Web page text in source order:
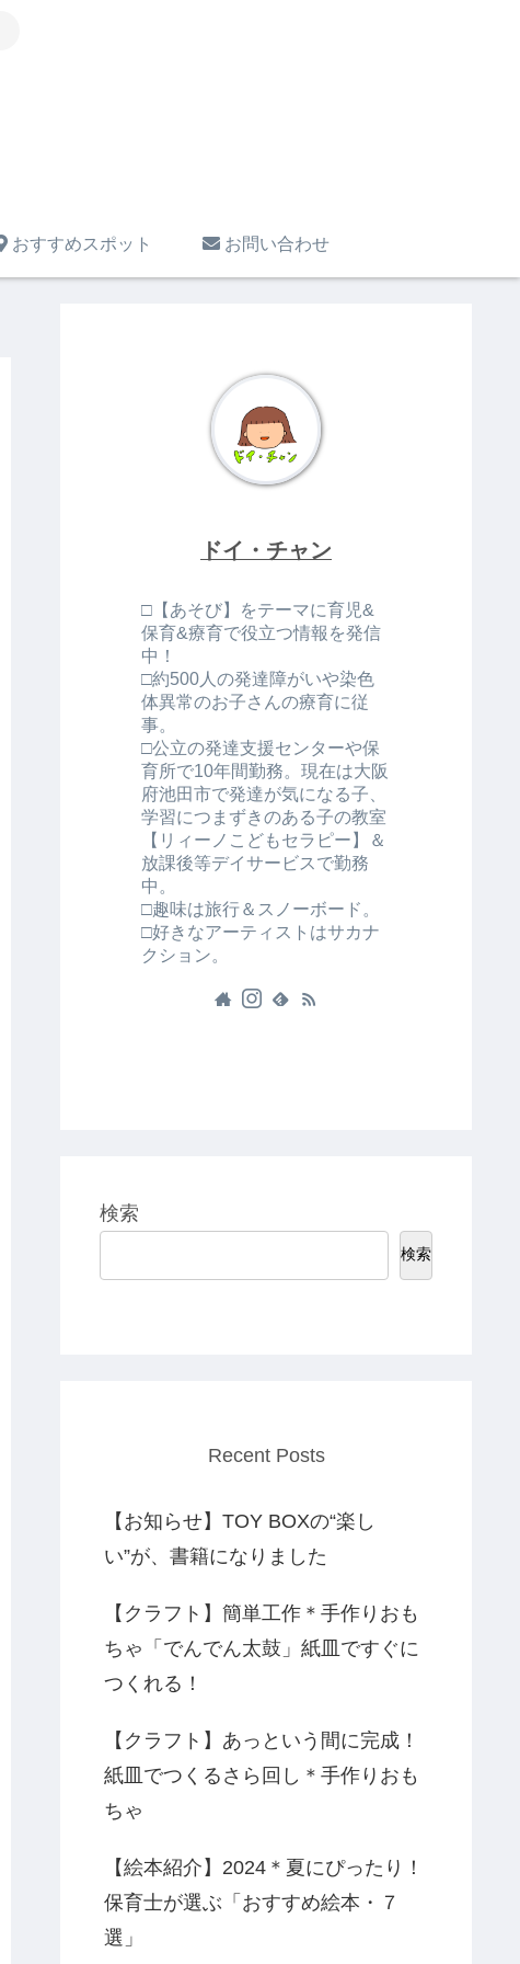
おすすめスポット お問い合わせ
ドイ・チャン
□【あそび】をテーマに育児&
保育&療育で役立つ情報を発信
中！
□約500人の発達障がいや染色
体異常のお子さんの療育に従
事。
□公立の発達支援センターや保
育所で10年間勤務。現在は大阪
府池田市で発達が気になる子、
学習につまずきのある子の教室
【リィーノこどもセラピー】＆
放課後等デイサービスで勤務
中。
□趣味は旅行＆スノーボード。
□好きなアーティストはサカナ
クション。
検索
検索
Recent Posts
【お知らせ】TOY BOXの“楽し
い”が、書籍になりました
【クラフト】簡単工作＊手作りおも
ちゃ「でんでん太鼓」紙皿ですぐに
つくれる！
【クラフト】あっという間に完成！
紙皿でつくるさら回し＊手作りおも
ちゃ
【絵本紹介】2024＊夏にぴったり！
保育士が選ぶ「おすすめ絵本・７
選」